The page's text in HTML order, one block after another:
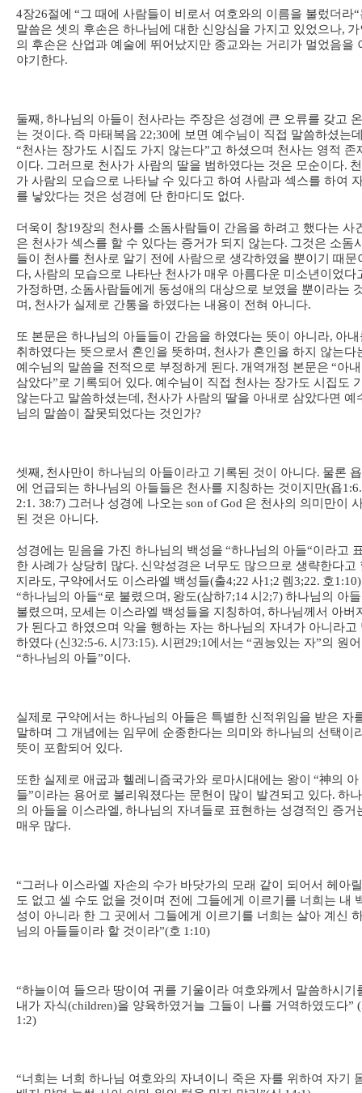
4장26절에 “그 때에 사람들이 비로서 여호와의 이름을 불렀더라“
말씀은 셋의 후손은 하나님에 대한 신앙심을 가지고 있었으나,
의 후손은 산업과 예술에 뛰어났지만 종교와는 거리가 멀었음을
야기한다.
둘째 , 하나님의 아들이 천사라는 주장은 성경에 큰 오류를 갖고
는 것이다. 즉 마태복음 22;30에 보면 예수님이 직접 말씀하셨는
“천사는 장가도 시집도 가지 않는다”고 하셨으며 천사는 영적 존
이다. 그러므로 천사가 사람의 딸을 범하였다는 것은 모순이다.
가 사람의 모습으로 나타날 수 있다고 하여 사람과 섹스를 하여
를 낳았다는 것은 성경에 단 한마디도 없다.
더욱이 창19장의 천사를 소돔사람들이 간음을 하려고 했다는 사
은 천사가 섹스를 할 수 있다는 증거가 되지 않는다. 그것은 소돔
들이 천사를 천사로 알기 전에 사람으로 생각하였을 뿐이기 때문
다, 사람의 모습으로 나타난 천사가 매우 아름다운 미소년이었다
가정하면 , 소돔사람들에게 동성애의 대상으로 보였을 뿐이라는
며 , 천사가 실제로 간통을 하였다는 내용이 전혀 아니다.
또 본문은 하나님의 아들들이 간음을 하였다는 뜻이 아니라, 아내
취하였다는 뜻으로서 혼인을 뜻하며 , 천사가 혼인을 하지 않는다
예수님의 말씀을 전적으로 부정하게 된다. 개역개정 본문은 “아
삼았다”로 기록되어 있다. 예수님이 직접 천사는 장가도 시집도
않는다고 말씀하셨는데 , 천사가 사람의 딸을 아내로 삼았다면 예
님의 말씀이 잘못되었다는 것인가?
셋째 , 천사만이 하나님의 아들이라고 기록된 것이 아니다. 물론
에 언급되는 하나님의 아들들은 천사를 지칭하는 것이지만(욥1:6.
2:1. 38:7) 그러나 성경에 나오는 son of God 은 천사의 의미만이
된 것은 아니다.
성경에는 믿음을 가진 하나님의 백성을 “하나님의 아들“이라고
한 사례가 상당히 많다. 신약성경은 너무도 많으므로 생략한다고
지라도, 구약에서도 이스라엘 백성들(출4;22 사1;2 렘3;22. 호1:10)
“하나님의 아들“로 불렸으며 , 왕도(삼하7;14시 2;7)하나님의 아
불렸으며 , 모세는 이스라엘 백성들을 지칭하여 , 하나님께서 아버
가 된다고 하였으며 악을 행하는 자는 하나님의 자녀가 아니라고
하였다(신 32:5-6. 시 73:15). 시편 29;1 에서는 “권능있는 자”의 원
“하나님의 아들”이다.
실제로 구약에서는 하나님의 아들은 특별한 신적위임을 받은 자
말하며 그 개념에는 임무에 순종한다는 의미와 하나님의 선택이
뜻이 포함되어 있다.
또한 실제로 애굽과 헬레니즘국가와 로마시대에는 왕이 “神의 아
들”이라는 용어로 불리워졌다는 문헌이 많이 발견되고 있다. 하
의 아들을 이스라엘, 하나님의 자녀들로 표현하는 성경적인 증거
매우 많다.
“그러나 이스라엘 자손의 수가 바닷가의 모래 같이 되어서 헤아
도 없고 셀 수도 없을 것이며 전에 그들에게 이르기를 너희는 내
성이 아니라 한 그 곳에서 그들에게 이르기를 너희는 살아 계신
님의 아들들이라 할 것이라”(호 1:10)
“하늘이여 들으라 땅이여 귀를 기울이라 여호와께서 말씀하시기
내가 자식(children)을 양육하였거늘 그들이 나를 거역하였도다” (
1:2)
“너희는 너희 하나님 여호와의 자녀이니 죽은 자를 위하여 자기